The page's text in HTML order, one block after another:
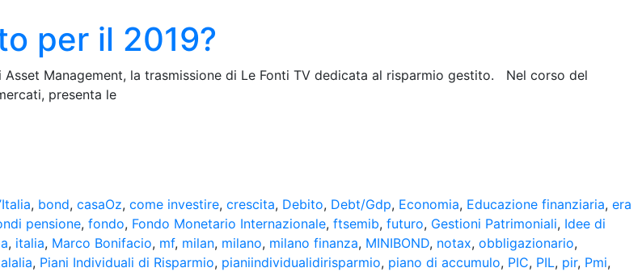
per il 2019?
Management, la trasmissione di Le Fonti TV dedicata al risparmio gestito. Nel corso del
presenta le
, bond, casaOz, come investire, crescita, Debito, Debt/Gdp, Economia, Educazione finanziaria, era
pensione, fondo, Fondo Monetario Internazionale, ftsemib, futuro, Gestioni Patrimoniali, Idee di
, italia, Marco Bonifacio, mf, milan, milano, milano finanza, MINIBOND, notax, obbligazionario,
, Piani Individuali di Risparmio, pianiindividualidirisparmio, piano di accumulo, PIC, PIL, pir, Pmi,